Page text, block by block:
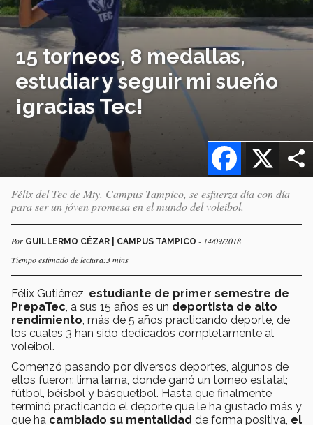
15 torneos, 8 medallas,
estudiar y seguir mi sueño
¡gracias Tec!
X
Facebook
Félix del Tec de Mty. Campus Tampico, se esfuerza día con día
para ser un jóven promesa en el mundo del voleibol.
Por GUILLERMO CÉZAR | CAMPUS TAMPICO - 14/09/2018
Tiempo estimado de lectura:3 mins
Félix Gutiérrez, estudiante de primer semestre de
PrepaTec , a sus 15 años es un deportista de alto
rendimiento , más de 5 años practicando deporte, de
los cuales 3 han sido dedicados completamente al
voleibol.
Comenzó pasando por diversos deportes, algunos de
ellos fueron: lima lama, donde ganó un torneo estatal;
fútbol, béisbol y básquetbol. Hasta que finalmente
terminó practicando el deporte que le ha gustado más y
que ha cambiado su mentalidad de forma positiva, el